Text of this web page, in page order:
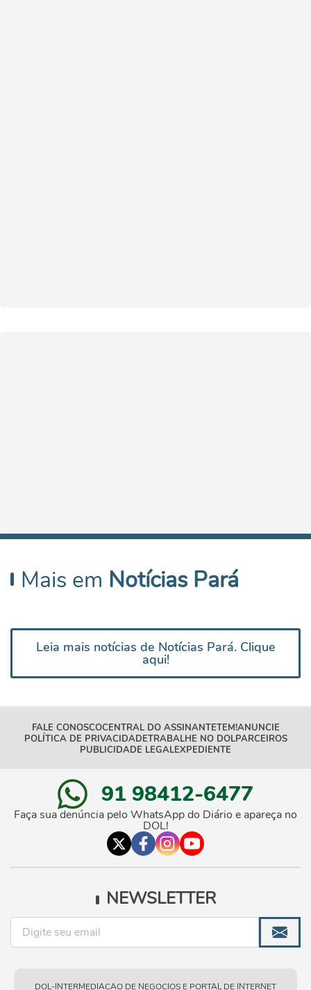
Mais em Notícias Pará
Leia mais notícias de Notícias Pará. Clique
aqui!
FALE CONOSCOCENTRAL DO ASSINANTETEM!ANUNCIE
POLÍTICA DE PRIVACIDADETRABALHE NO DOLPARCEIROS
PUBLICIDADE LEGALEXPEDIENTE
91 98412-6477
Faça sua denúncia pelo WhatsApp do Diário e apareça no
DOL!
NEWSLETTER
DOL-INTERMEDIACAO DE NEGOCIOS E PORTAL DE INTERNET